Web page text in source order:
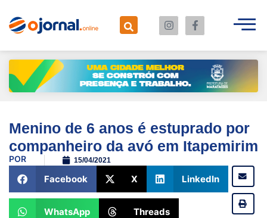
Menino de 6 anos é estuprado por
companheiro da avó em Itapemirim
POR 15/04/2021
Facebook X LinkedIn
WhatsApp Threads